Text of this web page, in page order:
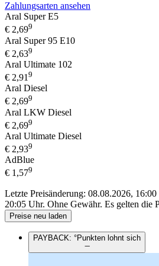
Zahlungsarten ansehen
Aral Super E5
€ 2,699
Aral Super 95 E10
€ 2,639
Aral Ultimate 102
€ 2,919
Aral Diesel
€ 2,699
Aral LKW Diesel
€ 2,699
Aral Ultimate Diesel
€ 2,939
AdBlue
€ 1,579
Letzte Preisänderung: 08.08.2026,
20:05 Uhr. Ohne Gewähr. Es gelten die
Preise neu laden
PAYBACK: °Punkten lohnt sich